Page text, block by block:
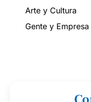
Arte y Cultura
Gente y Empresa